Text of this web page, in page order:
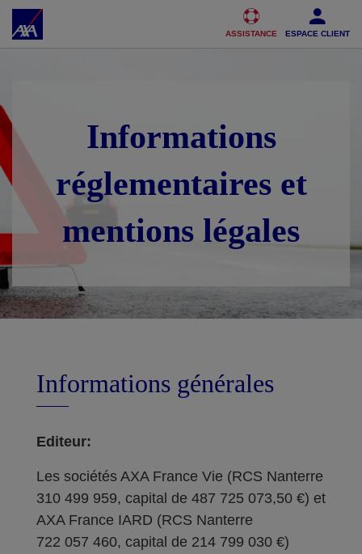
Accéder au Contenu Accéder au Pied de page
ASSISTANCE ESPACE CLIENT
Informations
réglementaires et
mentions légales
Informations générales
Editeur:
Les sociétés AXA France Vie (RCS Nanterre
310 499 959, capital de 487 725 073,50 €) et
AXA France IARD (RCS Nanterre
722 057 460, capital de 214 799 030 €)